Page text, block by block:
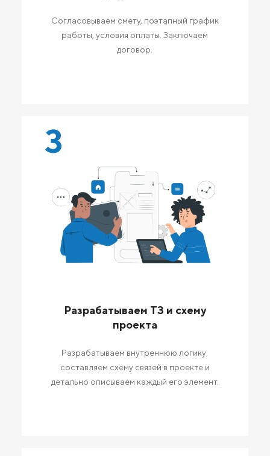
Согласовываем смету, поэтапный график
работы, условия оплаты. Заключаем
договор.
3
Разрабатываем ТЗ и схему
проекта
Разрабатываем внутреннюю логику:
составляем схему связей в проекте и
детально описываем каждый его элемент.